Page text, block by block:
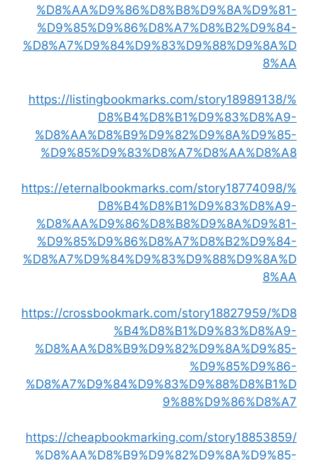
%D8%AA%D9%86%D8%B8%D9%8A%D9%81-
%D9%85%D9%86%D8%A7%D8%B2%D9%84-
%D8%A7%D9%84%D9%83%D9%88%D9%8A%D
8%AA
https://listingbookmarks.com/story18989138/%
D8%B4%D8%B1%D9%83%D8%A9-
%D8%AA%D8%B9%D9%82%D9%8A%D9%85-
%D9%85%D9%83%D8%A7%D8%AA%D8%A8
https://eternalbookmarks.com/story18774098/%
D8%B4%D8%B1%D9%83%D8%A9-
%D8%AA%D9%86%D8%B8%D9%8A%D9%81-
%D9%85%D9%86%D8%A7%D8%B2%D9%84-
%D8%A7%D9%84%D9%83%D9%88%D9%8A%D
8%AA
https://crossbookmark.com/story18827959/%D8
%B4%D8%B1%D9%83%D8%A9-
%D8%AA%D8%B9%D9%82%D9%8A%D9%85-
%D9%85%D9%86-
%D8%A7%D9%84%D9%83%D9%88%D8%B1%D
9%88%D9%86%D8%A7
https://cheapbookmarking.com/story18853859/
%D8%AA%D8%B9%D9%82%D9%8A%D9%85-